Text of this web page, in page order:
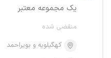
یک مجموعه معتبر
منقضی شده
کهگیلویه و بویراحمد